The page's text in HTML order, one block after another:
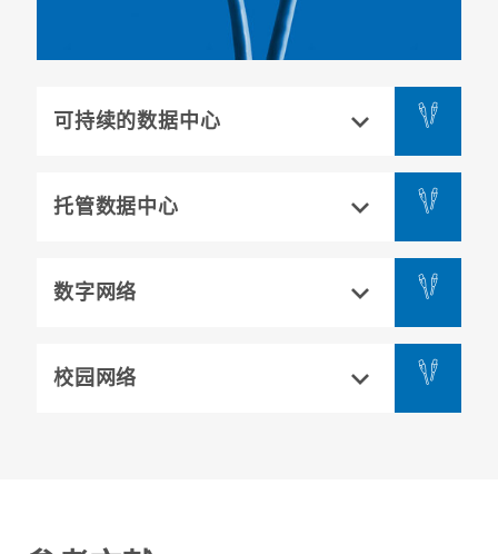
可持续的数据中心
托管数据中心
数字网络
校园网络